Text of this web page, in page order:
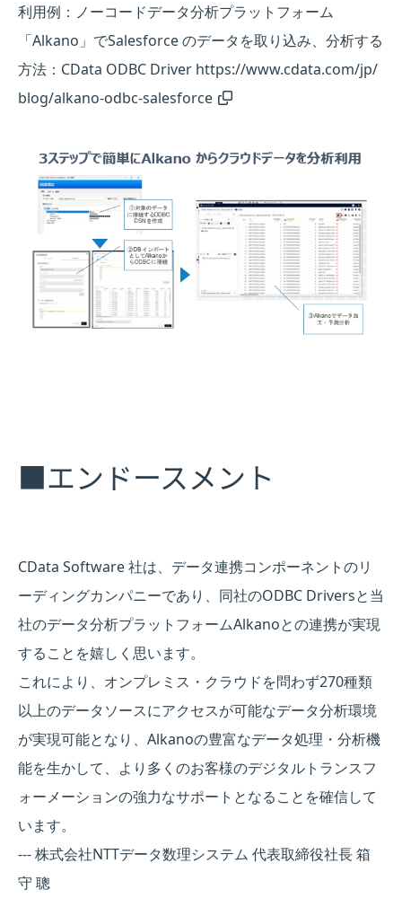
利用例：ノーコードデータ分析プラットフォーム
「Alkano」でSalesforce のデータを取り込み、分析する
方法：CData ODBC Driver https://www.cdata.com/jp/
blog/alkano-odbc-salesforce
■エンドースメント
CData Software 社は、データ連携コンポーネントのリ
ーディングカンパニーであり、同社のODBC Driversと当
社のデータ分析プラットフォームAlkanoとの連携が実現
することを嬉しく思います。
これにより、オンプレミス・クラウドを問わず270種類
以上のデータソースにアクセスが可能なデータ分析環境
が実現可能となり、Alkanoの豊富なデータ処理・分析機
能を生かして、より多くのお客様のデジタルトランスフ
ォーメーションの強力なサポートとなることを確信して
います。
--- 株式会社NTTデータ数理システム 代表取締役社長 箱
守 聰